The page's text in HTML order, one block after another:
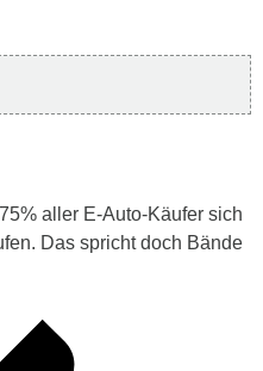
aller E-Auto-Käufer sich
Das spricht doch Bände